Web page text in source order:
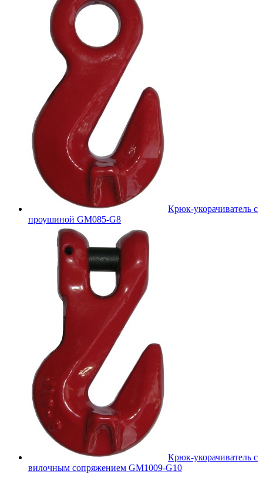
Крюк-укорачиватель с
проушиной GM085-G8
Крюк-укорачиватель с
вилочным сопряжением GM1009-G10